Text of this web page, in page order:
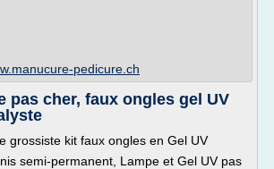
pedicure.ch
pas cher, faux ongles gel UV
grossiste kit faux ongles en Gel UV
semi-permanent, Lampe et Gel UV pas